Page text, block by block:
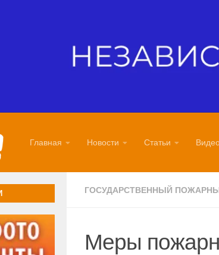
Главная Новости Статьи
ГОСУДАРСТВЕННЫЙ
Меры